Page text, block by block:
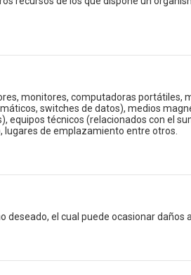
monitores, computadoras portátiles,
switches de datos), medios
equipos técnicos (relacionados con el
de emplazamiento entre otros.
deseado, el cual puede ocasionar daños